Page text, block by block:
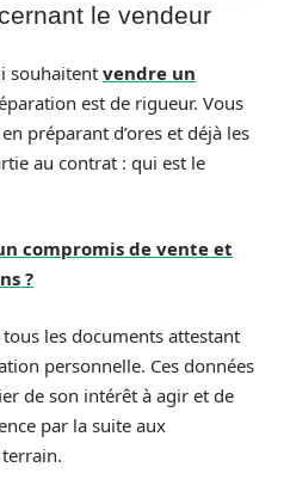
le vendeur
souhaitent vendre un
est de rigueur. Vous
préparant d’ores et déjà les
au contrat : qui est le
compromis de vente et
?
les documents attestant
personnelle. Ces données
de son intérêt à agir et de
par la suite aux